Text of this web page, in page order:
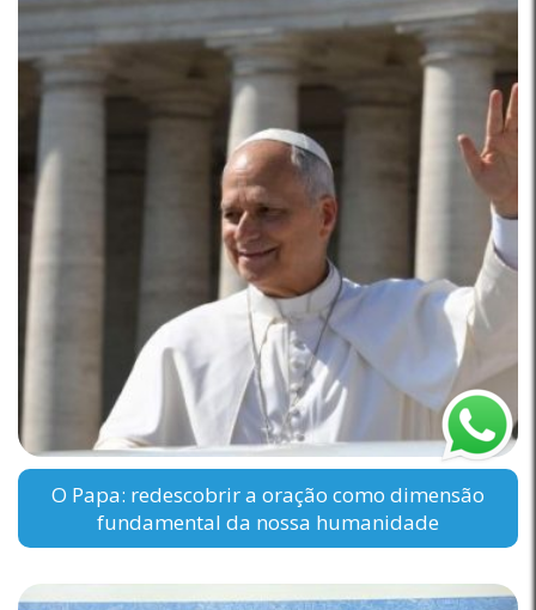
O Papa: redescobrir a oração como dimensão
fundamental da nossa humanidade